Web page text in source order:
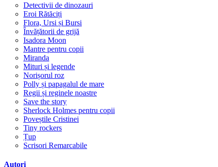
Detectivii de dinozauri
Eroi Rătăciți
Flora, Ursi și Bursi
Învățătorii de grijă
Isadora Moon
Mantre pentru copii
Miranda
Mituri și legende
Norișorul roz
Polly și papagalul de mare
Regii și reginele noastre
Save the story
Sherlock Holmes pentru copii
Poveștile Cristinei
Tiny rockers
Țup
Scrisori Remarcabile
Autori